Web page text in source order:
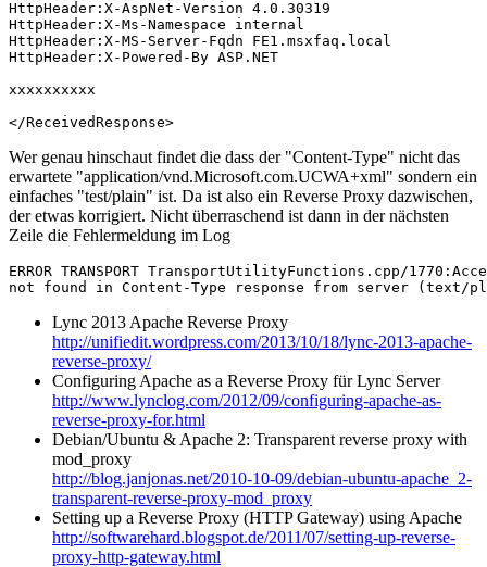
HttpHeader:X-AspNet-Version 4.0.30319
HttpHeader:X-Ms-Namespace internal
HttpHeader:X-MS-Server-Fqdn FE1.msxfaq.local
HttpHeader:X-Powered-By ASP.NET
xxxxxxxxxx
</ReceivedResponse>
Wer genau hinschaut findet die dass der "Content-Type" nicht das
erwartete "application/vnd.Microsoft.com.UCWA+xml" sondern ein
einfaches "test/plain" ist. Da ist also ein Reverse Proxy dazwischen,
der etwas korrigiert. Nicht überraschend ist dann in der nächsten
Zeile die Fehlermeldung im Log
ERROR TRANSPORT TransportUtilityFunctions.cpp/
not found in Content-Type response from server (text/
Lync 2013 Apache Reverse Proxy
http://unifiedit.wordpress.com/2013/10/18/lync-2013-apache-
reverse-proxy/
Configuring Apache as a Reverse Proxy für Lync Server
http://www.lynclog.com/2012/09/configuring-apache-as-
reverse-proxy-for.html
Debian/Ubuntu & Apache 2: Transparent reverse proxy with
mod_proxy
http://blog.janjonas.net/2010-10-09/debian-ubuntu-apache_2-
transparent-reverse-proxy-mod_proxy
Setting up a Reverse Proxy (HTTP Gateway) using Apache
http://softwarehard.blogspot.de/2011/07/setting-up-reverse-
proxy-http-gateway.html